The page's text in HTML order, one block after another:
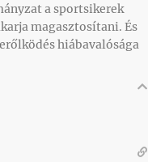
a sportsikerek
magasztosítani. És
hiábavalósága